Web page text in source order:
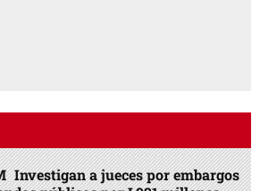
Investigan a jueces por embargos